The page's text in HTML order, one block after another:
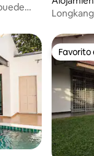
destacadosFavorito
Favorito